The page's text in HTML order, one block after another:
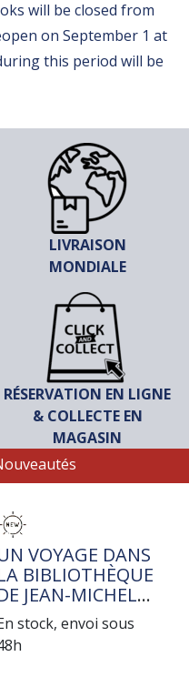
will be closed from
on September 1 at
this period will be
LIVRAISON
MONDIALE
RÉSERVATION EN LIGNE
& COLLECTE EN
MAGASIN
VOYAGE DANS
BIBLIOTHÈQUE
JEAN-MICHEL
stock, envoi sous